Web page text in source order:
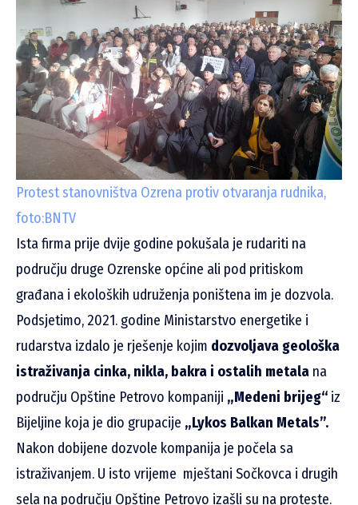
Protest stanovništva Ozrena protiv otvaranja rudnika,
foto:BNTV
Ista firma prije dvije godine pokušala je rudariti na
području druge Ozrenske općine ali pod pritiskom
građana i ekoloških udruženja poništena im je dozvola.
Podsjetimo, 2021. godine Ministarstvo energetike i
rudarstva izdalo je rješenje kojim dozvoljava geološka
istraživanja cinka, nikla, bakra i ostalih metala na
području Opštine Petrovo kompaniji „Medeni brijeg“ iz
Bijeljine koja je dio grupacije „Lykos Balkan Metals”.
Nakon dobijene dozvole kompanija je počela sa
istraživanjem. U isto vrijeme mještani Sočkovca i drugih
sela na području Opštine Petrovo izašli su na proteste.